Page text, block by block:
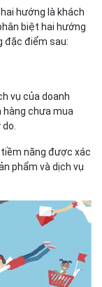
hướng là khách
biệt hai hướng
đặc điểm sau:
vụ của doanh
chưa mua
năng được xác
phẩm và dịch vụ